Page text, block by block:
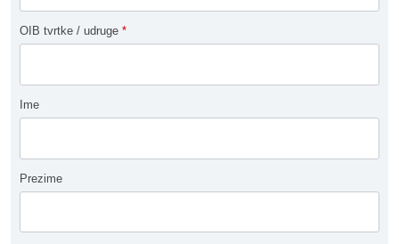
OIB tvrtke / udruge *
Ime
Prezime